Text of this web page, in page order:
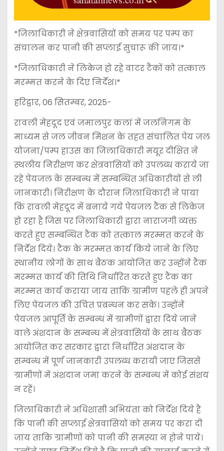
*जिलाधिकारी ने क्षेत्रवासियों को समय पर पम्प का
संचालन कर पानी की सप्लाई सुचारू की जाय।*
*जिलाधिकारी ने लिकेज हो रहे वाटर टैंकों को तत्काल
मरम्मत करने के दिए निर्देश।*
हरिद्वार, 06 सितम्बर, 2025-
रावली मेहदूद एवं जमालपुर कलां में जलनिगम के
माध्यम से जल जीवन मिशन के तहत संचालित पेय जल
योजना/पम्प हाउस का जिलाधिकारी मयूर दीक्षित ने
स्थलीय निरीक्षण कर क्षेत्रवासियों को उपलब्ध कराये जा
रहे पेयजल के सम्बन्ध में सम्बन्धित अधिकारीयों से ली
जानकारी। निरीक्षण के दौरान जिलाधिकारी ने पाया
कि रावली मेहदूद में बनाये गये पेयजल टैंक से लिकेज
हो रहा है जिस पर जिलाधिकारी द्वारा नाराजगी व्यक्त
करते हुए सम्बन्धित टैंक को तत्काल मरम्मत करने के
निर्देश दिये। टैंक के मरम्मत कार्य किये जाने के लिए
स्थानीय लोगों के साथ बैठक आयोजित कर उन्होंने टैंक
मरम्मत कार्य की तिथि निर्धारित करते हुए टैंक का
मरम्मत कार्य कराया जाय ताकि ग्रामीण पहले ही अपने
लिए पेयजल की उचित प्रबन्धन कर सके। उन्होंने
पेयजल आपूर्ति के सम्बन्ध में ग्रामीणों द्वारा दिये जाने
वाले अंशदान के सम्बन्ध में क्षेत्रवासियों के साथ बैठक
आयोजित कर सरकार द्वारा निर्धारित अंशदान के
सम्बन्ध में पूर्ण जानकारी उपलब्ध करायी जाए जिससे
ग्रामीणों में अंशदान जमा करने के सम्बन्ध में कोई संशय
न रहें।
जिलाधिकारी ने अधिशासी अभियंता को निर्देश दिये है
कि पानी की सप्लाई क्षेत्रवासियों को समय पर करा दी
जाय ताकि ग्रामीणों को पानी की समस्या न होने पाये।